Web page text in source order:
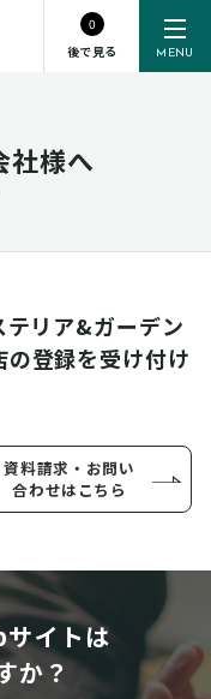
MENU
0
後で見る
社様へ
テリア&ガーデン
の登録を受け付け
資料請求・お問い
合わせはこちら
イトは
か？